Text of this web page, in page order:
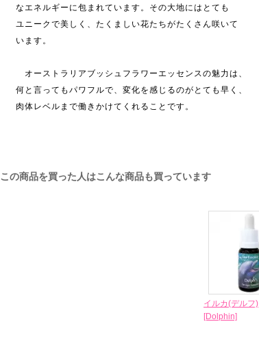
なエネルギーに包まれています。その大地にはとても
ユニークで美しく、たくましい花たちがたくさん咲いて
います。
オーストラリアブッシュフラワーエッセンスの魅力は、
何と言ってもパワフルで、変化を感じるのがとても早く、
肉体レベルまで働きかけてくれることです。
この商品を買った人はこんな商品も買っています
イルカ(デルフ)
[Dolphin]